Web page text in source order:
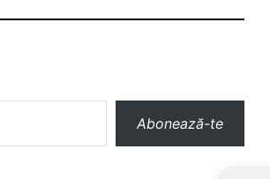
Abonează-te